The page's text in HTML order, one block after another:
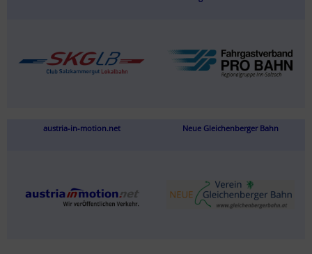
austria-in-motion.net Neue Gleichenberger Bahn